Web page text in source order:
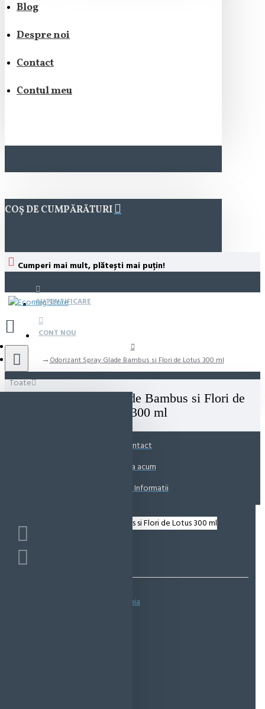
Blog
Despre noi
Contact
Contul meu
COȘ DE CUMPĂRĂTURI
Cumperi mai mult, plătești mai puțin!
AUTENTIFICARE
CONT NOU
Toate
Odorizant Spray Glade Bambus si Flori de Lotus 300 ml
Odorizant Spray Glade Bambus si Flori de
Lotus 300 ml
Contact
Suna acum
Solicita Informatii
Spune-ţi opinia